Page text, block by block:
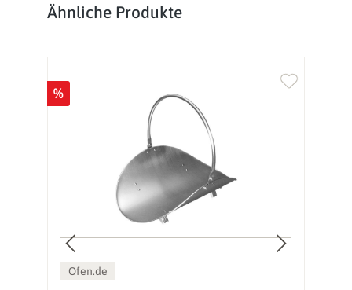
Produktgalerie überspringen
Ähnliche Produkte
%
Ofen.de